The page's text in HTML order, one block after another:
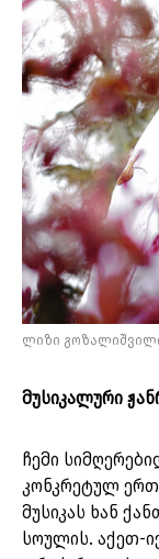
ლიზი გოზალიშვილი
მუსიკალური
ჩემი
კონკრეტულ ერთ
მუსიკას ხან
სოულის. აქეთ-